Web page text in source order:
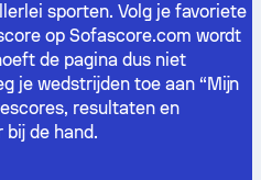
sporten. Volg je favoriete
op Sofascore.com wordt
de pagina dus niet
je wedstrijden toe aan “Mijn
resultaten en
de hand.